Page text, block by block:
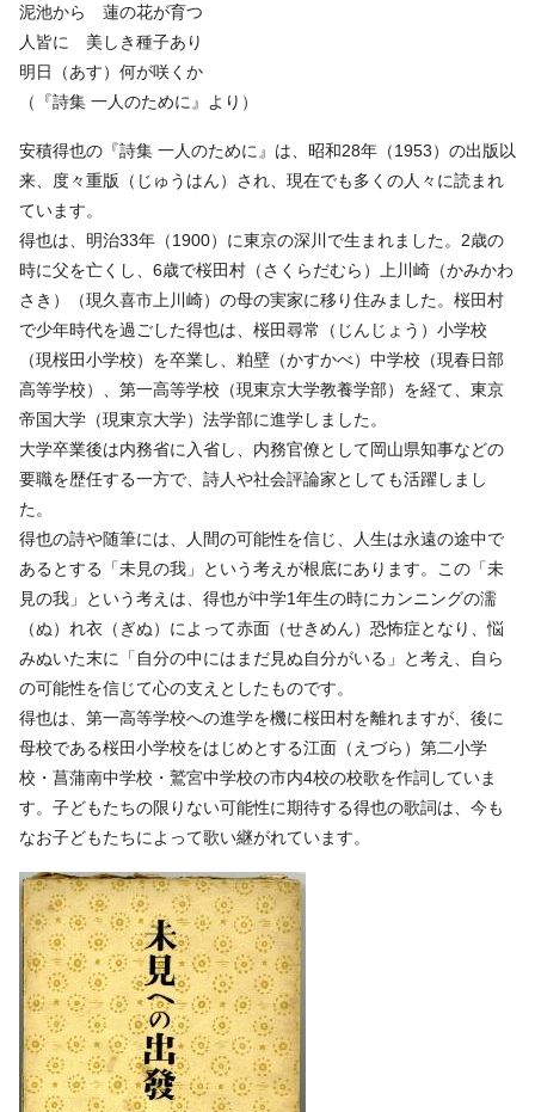
泥池から 蓮の花が育つ
人皆に 美しき種子あり
明日（あす）何が咲くか
（『詩集 一人のために』より）
安積得也の『詩集 一人のために』は、昭和28年（1953）の出版以
来、度々重版（じゅうはん）され、現在でも多くの人々に読まれ
ています。
得也は、明治33年（1900）に東京の深川で生まれました。2歳の
時に父を亡くし、6歳で桜田村（さくらだむら）上川崎（かみかわ
さき）（現久喜市上川崎）の母の実家に移り住みました。桜田村
で少年時代を過ごした得也は、桜田尋常（じんじょう）小学校
（現桜田小学校）を卒業し、粕壁（かすかべ）中学校（現春日部
高等学校）、第一高等学校（現東京大学教養学部）を経て、東京
帝国大学（現東京大学）法学部に進学しました。
大学卒業後は内務省に入省し、内務官僚として岡山県知事などの
要職を歴任する一方で、詩人や社会評論家としても活躍しまし
た。
得也の詩や随筆には、人間の可能性を信じ、人生は永遠の途中で
あるとする「未見の我」という考えが根底にあります。この「未
見の我」という考えは、得也が中学1年生の時にカンニングの濡
（ぬ）れ衣（ぎぬ）によって赤面（せきめん）恐怖症となり、悩
みぬいた末に「自分の中にはまだ見ぬ自分がいる」と考え、自ら
の可能性を信じて心の支えとしたものです。
得也は、第一高等学校への進学を機に桜田村を離れますが、後に
母校である桜田小学校をはじめとする江面（えづら）第二小学
校・菖蒲南中学校・鷲宮中学校の市内4校の校歌を作詞していま
す。子どもたちの限りない可能性に期待する得也の歌詞は、今も
なお子どもたちによって歌い継がれています。